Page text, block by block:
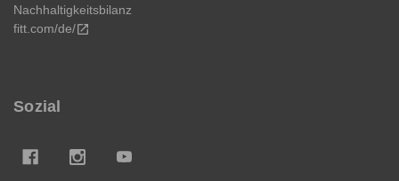
Nachhaltigkeitsbilanz
fitt.com/de/open_in_new
Sozial